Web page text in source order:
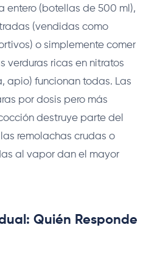
entero (botellas de 500 ml),
(vendidas como
o simplemente comer
verduras ricas en nitratos
apio) funcionan todas. Las
por dosis pero más
destruye parte del
remolachas crudas o
al vapor dan el mayor
Quién Responde